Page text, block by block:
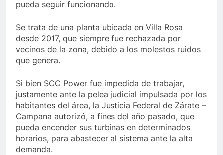
pueda seguir funcionando.
Se trata de una planta ubicada en Villa Rosa
desde 2017, que siempre fue rechazada por
vecinos de la zona, debido a los molestos ruidos
que genera.
Si bien SCC Power fue impedida de trabajar,
justamente ante la pelea judicial impulsada por los
habitantes del área, la Justicia Federal de Zárate –
Campana autorizó, a fines del año pasado, que
pueda encender sus turbinas en determinados
horarios, para abastecer al sistema ante la alta
demanda.